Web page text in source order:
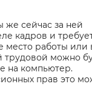
сейчас за ней
кадров и
место работы или
трудовой можно
на компьютер.
прав это